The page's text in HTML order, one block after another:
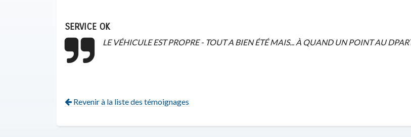
SERVICE OK
LE VÉHICULE EST PROPRE - TOUT A BIEN ÉTÉ MAIS... À QUAND UN POINT AU
Revenir à la liste des témoignages